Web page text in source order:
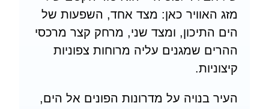
מזג האוויר כאן: מצד אחד, השפעות של
הים התיכון, ומצד שני, מרחק קצר מרכסי
ההרים שמגנים עליה מרוחות צפוניות
קיצוניות.
העיר בנויה על מדרונות הפונים אל הים,